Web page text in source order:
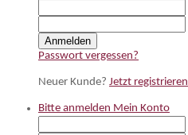
Anmelden
Passwort vergessen?
Neuer Kunde? Jetzt registrieren
Bitte anmelden Mein Konto